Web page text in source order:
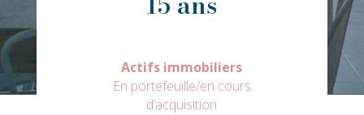
Actifs immobiliers
En portefeuille/en cours
d’acquisition